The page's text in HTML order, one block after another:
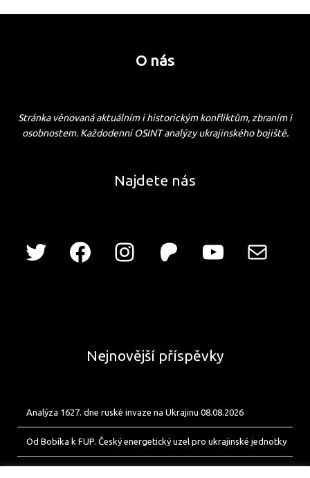
O nás
Stránka věnovaná aktuálním i historickým konfliktům, zbraním i
osobnostem. Každodenní OSINT analýzy ukrajinského bojiště.
Najdete nás
Nejnovější příspěvky
Analýza 1627. dne ruské invaze na Ukrajinu 08.08.2026
Od Bobíka k FUP. Český energetický uzel pro ukrajinské jednotky